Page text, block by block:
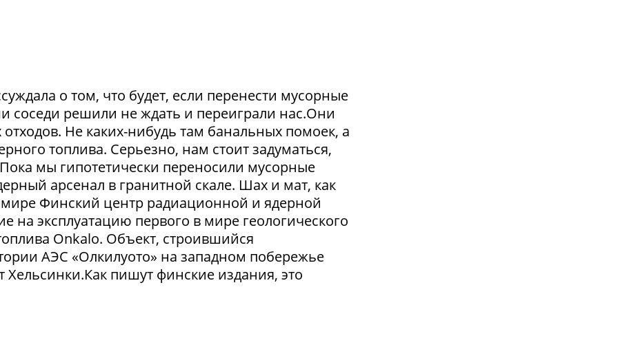
о том, что будет, если перенести мусорные
решили не ждать и переиграли нас.Они
Не каких-нибудь там банальных помоек, а
топлива. Серьезно, нам стоит задуматься,
мы гипотетически переносили мусорные
арсенал в гранитной скале. Шах и мат, как
мире Финский центр радиационной и ядерной
на эксплуатацию первого в мире геологического
Onkalo. Объект, строившийся
АЭС «Олкилуото» на западном побережье
пишут финские издания, это